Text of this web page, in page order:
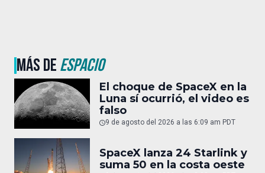
MÁS DEESPACIO
El choque de SpaceX en la
Luna sí ocurrió, el video es
falso
9 de agosto del 2026 a las 6:09 am PDT
SpaceX lanza 24 Starlink y
suma 50 en la costa oeste